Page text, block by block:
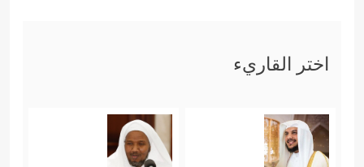
اختر القاريء